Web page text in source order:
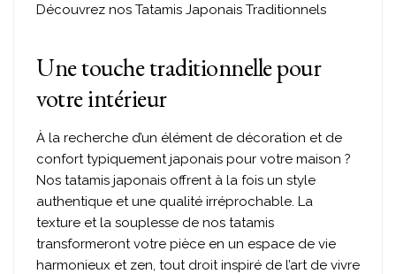
Découvrez nos Tatamis Japonais Traditionnels
Une touche traditionnelle pour
votre intérieur
À la recherche d’un élément de décoration et de
confort typiquement japonais pour votre maison ?
Nos tatamis japonais offrent à la fois un style
authentique et une qualité irréprochable. La
texture et la souplesse de nos tatamis
transformeront votre pièce en un espace de vie
harmonieux et zen, tout droit inspiré de l’art de vivre